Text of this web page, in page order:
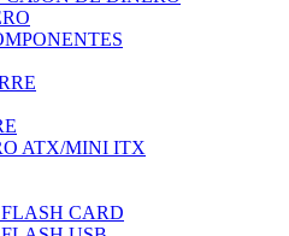
ATX/MINI ITX
CARD